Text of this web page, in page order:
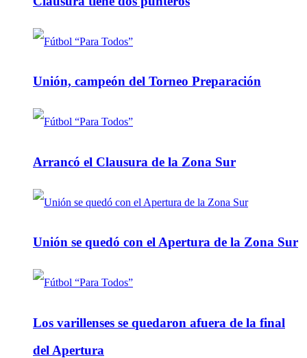
Unión, campeón del Torneo Preparación
Arrancó el Clausura de la Zona Sur
Unión se quedó con el Apertura de la Zona Sur
Los varillenses se quedaron afuera de la final
del Apertura